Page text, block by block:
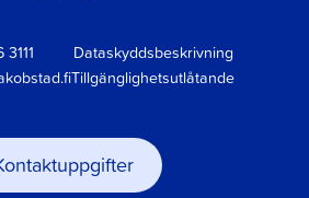
Dataskyddsbeskrivning
Tillgänglighetsutlåtande